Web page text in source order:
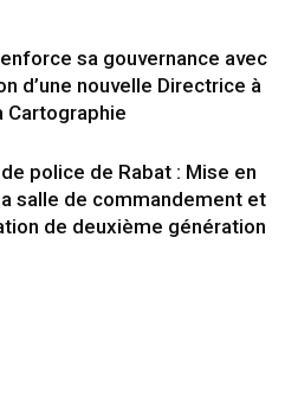
sa gouvernance avec
d’une nouvelle Directrice à
Cartographie
police de Rabat : Mise en
salle de commandement et
de deuxième génération